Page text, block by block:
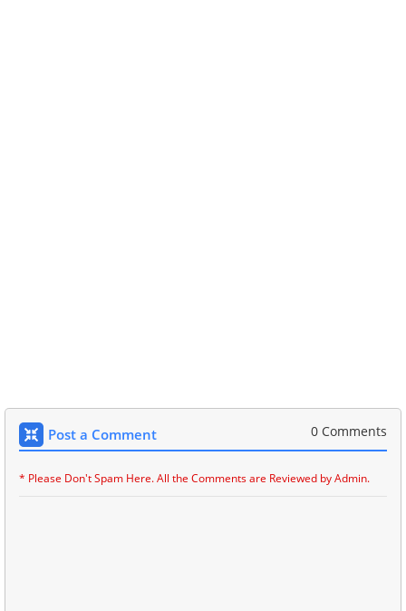
Post a Comment 0 Comments
* Please Don't Spam Here. All the Comments are Reviewed by Admin.